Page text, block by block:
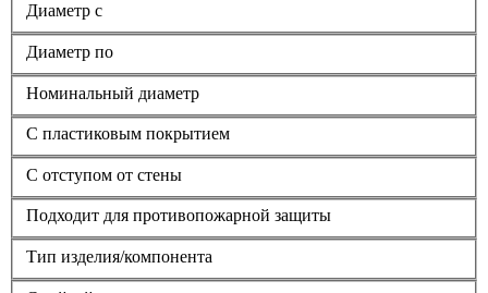
Диаметр с
Диаметр по
Номинальный диаметр
С пластиковым покрытием
С отступом от стены
Подходит для противопожарной защиты
Тип изделия/компонента